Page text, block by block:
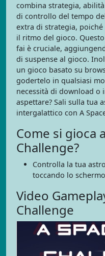
combina strategia,
di controllo del tempo
extra di strategia,
il ritmo del gioco.
fai è cruciale,
di suspense al gioco.
un gioco basato su
godertelo in qualsiasi
necessità di download o
aspettare? Sali sulla tua
intergalattico con A
Come si gioca
Challenge?
Controlla la tua
toccando lo
Video
Challenge